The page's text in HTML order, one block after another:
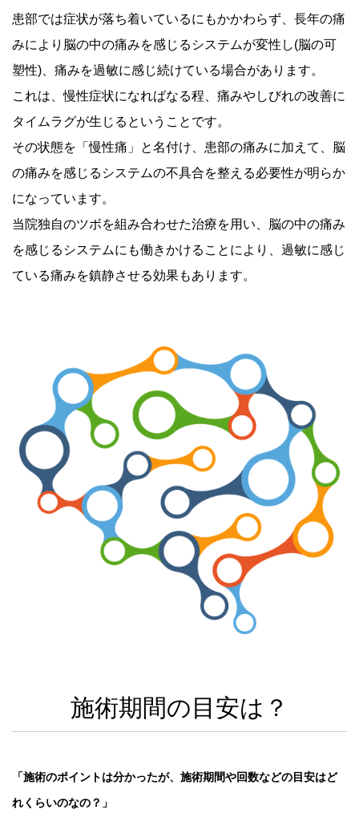
患部では症状が落ち着いているにもかかわらず、長年の痛
みにより脳の中の痛みを感じるシステムが変性し(脳の可
塑性)、痛みを過敏に感じ続けている場合があります。
これは、慢性症状になればなる程、痛みやしびれの改善に
タイムラグが生じるということです。
その状態を「慢性痛」と名付け、患部の痛みに加えて、脳
の痛みを感じるシステムの不具合を整える必要性が明らか
になっています。
当院独自のツボを組み合わせた治療を用い、脳の中の痛み
を感じるシステムにも働きかけることにより、過敏に感じ
ている痛みを鎮静させる効果もあります。
施術期間の目安は？
「施術のポイントは分かったが、施術期間や回数などの目安はど
れくらいのなの？」